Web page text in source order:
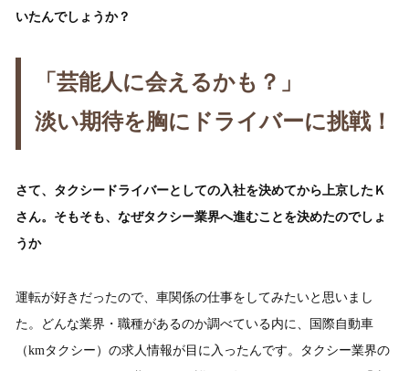
いたんでしょうか？
「芸能人に会えるかも？」
淡い期待を胸にドライバーに挑戦！
さて、タクシードライバーとしての入社を決めてから上京したＫ
さん。そもそも、なぜタクシー業界へ進むことを決めたのでしょ
うか
運転が好きだったので、車関係の仕事をしてみたいと思いまし
た。どんな業界・職種があるのか調べている内に、国際自動車
（kmタクシー）の求人情報が目に入ったんです。タクシー業界の